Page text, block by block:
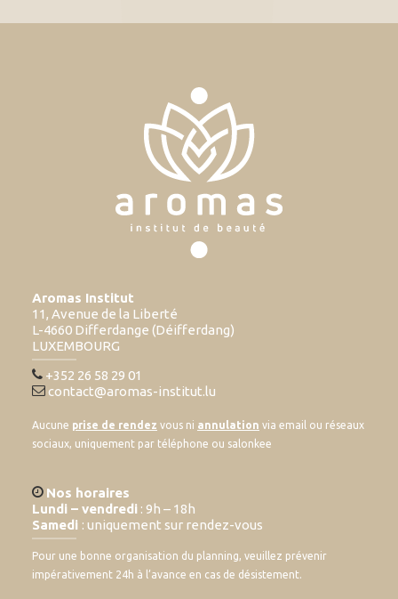
Aromas Institut
11, Avenue de la Liberté
L-4660 Differdange (Déifferdang)
LUXEMBOURG
+352 26 58 29 01
contact@aromas-institut.lu
Aucune prise de rendez vous ni annulation via email ou réseaux
sociaux, uniquement par téléphone ou salonkee
Nos horaires
Lundi – vendredi : 9h – 18h
Samedi : uniquement sur rendez-vous
Pour une bonne organisation du planning, veuillez prévenir
impérativement 24h à l’avance en cas de désistement.